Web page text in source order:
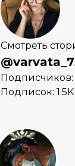
Смотреть
Подписчиков:
Подписок: 1.5K